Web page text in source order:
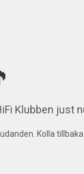
Klubben just
Kolla